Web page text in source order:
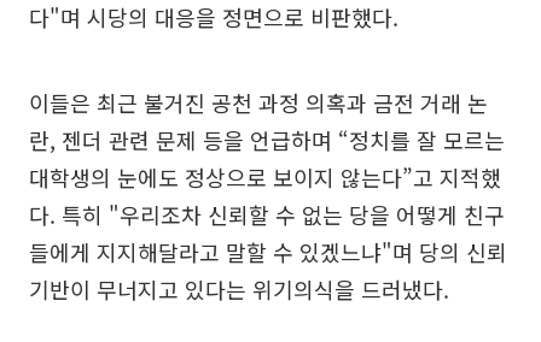
다"며 시당의 대응을 정면으로 비판했다.
이들은 최근 불거진 공천 과정 의혹과 금전 거래 논
란, 젠더 관련 문제 등을 언급하며 “정치를 잘 모르는
대학생의 눈에도 정상으로 보이지 않는다”고 지적했
다. 특히 "우리조차 신뢰할 수 없는 당을 어떻게 친구
들에게 지지해달라고 말할 수 있겠느냐"며 당의 신뢰
기반이 무너지고 있다는 위기의식을 드러냈다.